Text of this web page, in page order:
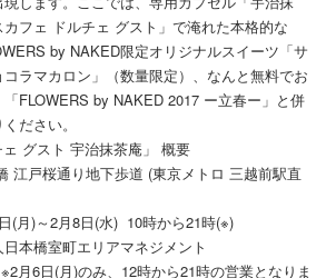
フェ ドルチェ グスト」で淹れた本格的な
by NAKED限定オリジナルスイーツ「サ
ラマカロン」（数量限定）、なんと無料でお
FLOWERS by NAKED 2017 ー立春ー」と併
ださい。
グスト 宇治抹茶庵」 概要
江戸桜通り地下歩道 (東京メトロ 三越前駅直
(月)～2月8日(水) 10時から21時(※)
日本橋室町エリアマネジメント
月6日(月)のみ、12時から21時の営業となりま